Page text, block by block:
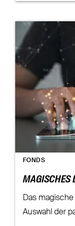
FONDS
MAGISCHES
Das
Auswahl der